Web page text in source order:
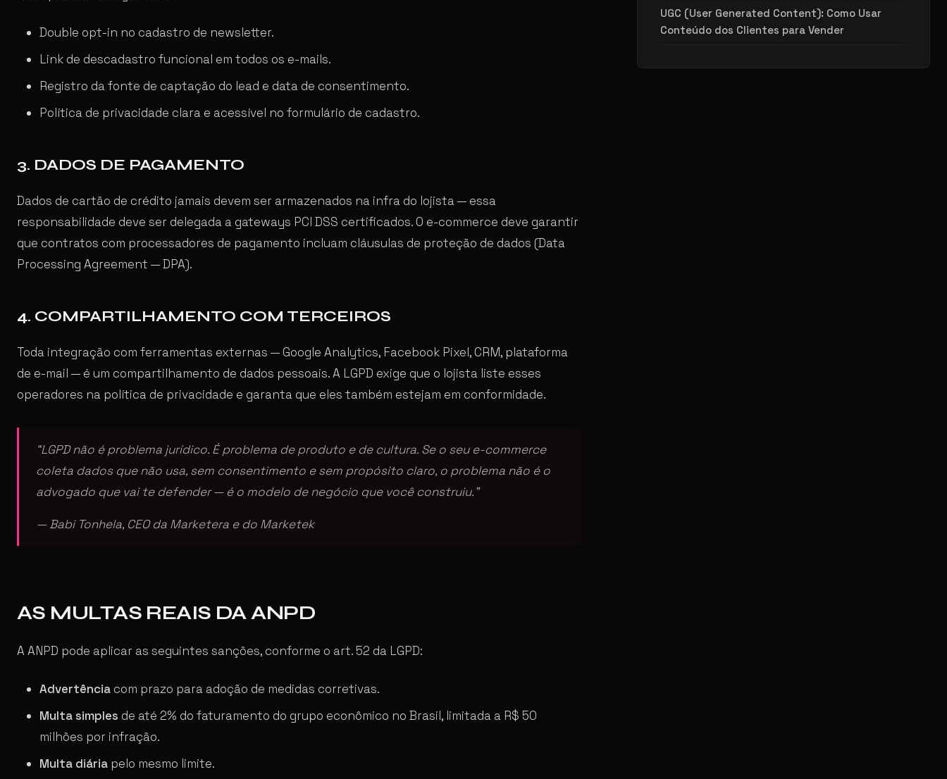
Double opt-in no cadastro de newsletter.
Link de descadastro funcional em todos os e-mails.
Registro da fonte de captação do lead e data de consentimento.
Política de privacidade clara e acessível no formulário de cadastro.
3. DADOS DE PAGAMENTO
Dados de cartão de crédito jamais devem ser armazenados na infra do lojista — essa
responsabilidade deve ser delegada a gateways PCI DSS certificados. O e-commerce deve garantir
que contratos com processadores de pagamento incluam cláusulas de proteção de dados (Data
Processing Agreement — DPA).
4. COMPARTILHAMENTO COM TERCEIROS
Toda integração com ferramentas externas — Google Analytics, Facebook Pixel, CRM, plataforma
de e-mail — é um compartilhamento de dados pessoais. A LGPD exige que o lojista liste esses
operadores na política de privacidade e garanta que eles também estejam em conformidade.
“LGPD não é problema jurídico. É problema de produto e de cultura. Se o seu e-commerce
coleta dados que não usa, sem consentimento e sem propósito claro, o problema não é o
advogado que vai te defender — é o modelo de negócio que você construiu.”
— Babi Tonhela, CEO da Marketera e do Marketek
AS MULTAS REAIS DA ANPD
A ANPD pode aplicar as seguintes sanções, conforme o art. 52 da LGPD:
Advertência com prazo para adoção de medidas corretivas.
Multa simples de até 2% do faturamento do grupo econômico no Brasil, limitada a R$ 50
milhões por infração.
Multa diária pelo mesmo limite.
UGC (User Generated Content): Como Usar
Conteúdo dos Clientes para Vender